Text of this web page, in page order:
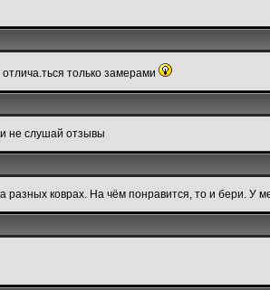
только замерами
не слушай отзывы
разных коврах. На чём понравится, то и бери. У